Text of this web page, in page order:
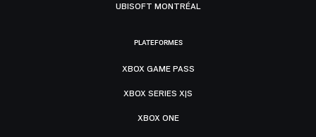
UBISOFT MONTRÉAL
PLATEFORMES
XBOX GAME PASS
XBOX SERIES X|S
XBOX ONE